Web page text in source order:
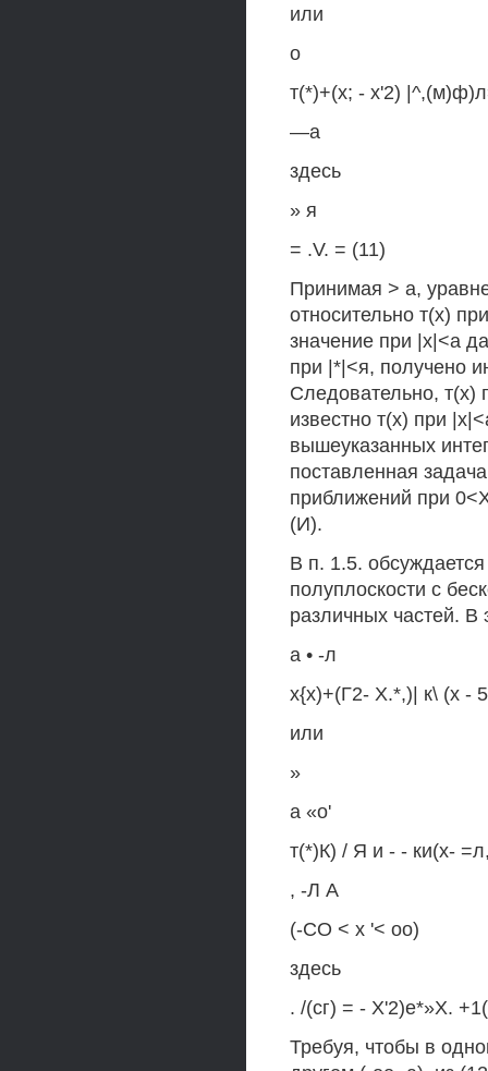
или
о
т(*)+(х; - х'2)
—а
здесь
» я
= .V. = (11)
Принимая > а,
относительно т(х)
значение при |х|<а
при |*|<я, получено
Следовательно, т(х)
известно т(х) при
вышеуказанных
поставленная
приближений при
(И).
В п. 1.5.
полуплоскости с
различных частей. В
а • -л
х{х)+(Г2- Х.*,)| к\ (х -
или
»
а «о'
т(*)К) / Я и - - ки(х-
, -Л А
(-СО < х '< оо)
здесь
. /(сг) = - Х'2)е*»Х.
Требуя, чтобы в